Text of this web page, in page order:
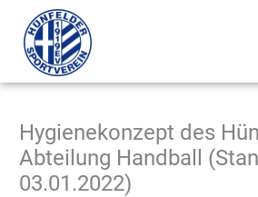
Inhalt
springen
Hygienekonzept des
Abteilung Handball
03.01.2022)